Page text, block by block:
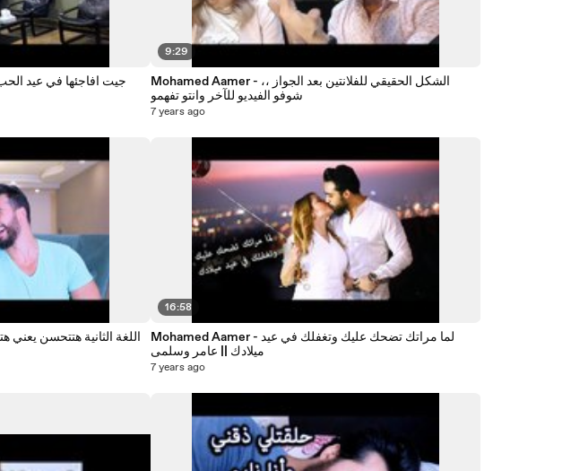
9:29
Mohamed Aamer - الشكل الحقيقي للفلانتين بعد الجواز ،،
شوفو الفيديو للآخر وانتو تفهمو
7 years ago
16:58
Mohamed Aamer - لما مراتك تضحك عليك وتغفلك في عيد
ميلادك || عامر وسلمى
7 years ago